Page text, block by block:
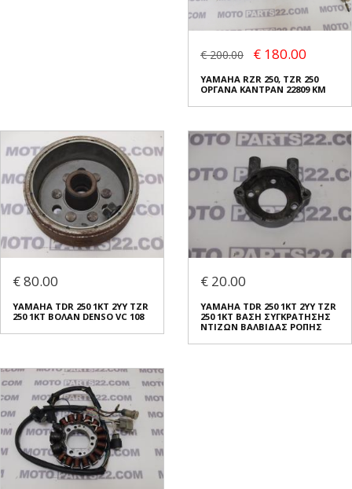
€ 200.00 € 180.00
YAMAHA RZR 250, TZR 250
ΟΡΓΑΝΑ ΚΑΝΤΡΑΝ 22809 KM
€ 80.00
YAMAHA TDR 250 1KT 2YY TZR
250 1KT ΒΟΛΑΝ DENSO VC 108
€ 20.00
YAMAHA TDR 250 1KT 2YY TZR
250 1KT ΒΑΣΗ ΣΥΓΚΡΑΤΗΣΗΣ
ΝΤΙΖΩΝ ΒΑΛΒΙΔΑΣ ΡΟΠΗΣ